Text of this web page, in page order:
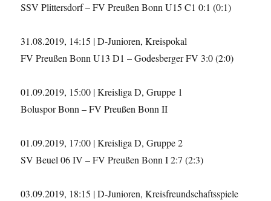
SSV Plittersdorf – FV Preußen Bonn U15 C1 0:1 (0:1)
31.08.2019, 14:15 | D-Junioren, Kreispokal
FV Preußen Bonn U13 D1 – Godesberger FV 3:0 (2:0)
01.09.2019, 15:00 | Kreisliga D, Gruppe 1
Boluspor Bonn – FV Preußen Bonn II
01.09.2019, 17:00 | Kreisliga D, Gruppe 2
SV Beuel 06 IV – FV Preußen Bonn I 2:7 (2:3)
03.09.2019, 18:15 | D-Junioren, Kreisfreundschaftsspiele